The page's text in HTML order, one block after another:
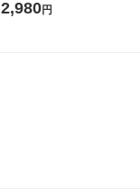
し 無洗米 5kg 1袋 令和7年産
2,980円